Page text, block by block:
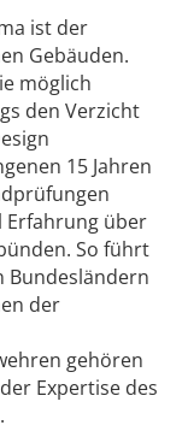
ist der
Gebäuden.
möglich
den Verzicht
15 Jahren
Erfahrung über
So führt
Bundesländern
der
gehören
Expertise des